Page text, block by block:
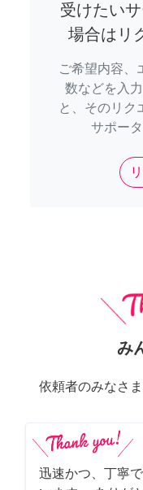
受けたい
場合はリ
ご希望内容、
数などを入
と、そのリク
サポー
み
依頼者のみなさ
迅速かつ、丁寧